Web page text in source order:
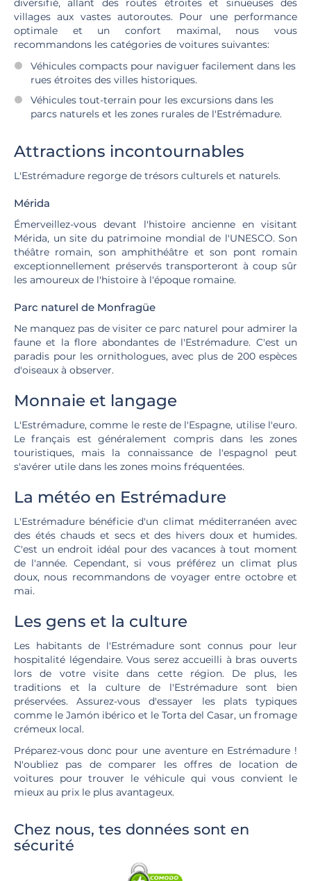
diversifié, allant des routes étroites et sinueuses des
villages aux vastes autoroutes. Pour une performance
optimale et un confort maximal, nous vous
recommandons les catégories de voitures suivantes:
Véhicules compacts pour naviguer facilement dans les
rues étroites des villes historiques.
Véhicules tout-terrain pour les excursions dans les
parcs naturels et les zones rurales de l'Estrémadure.
Attractions incontournables
L'Estrémadure regorge de trésors culturels et naturels.
Mérida
Émerveillez-vous devant l'histoire ancienne en visitant
Mérida, un site du patrimoine mondial de l'UNESCO. Son
théâtre romain, son amphithéâtre et son pont romain
exceptionnellement préservés transporteront à coup sûr
les amoureux de l'histoire à l'époque romaine.
Parc naturel de Monfragüe
Ne manquez pas de visiter ce parc naturel pour admirer la
faune et la flore abondantes de l'Estrémadure. C'est un
paradis pour les ornithologues, avec plus de 200 espèces
d'oiseaux à observer.
Monnaie et langage
L'Estrémadure, comme le reste de l'Espagne, utilise l'euro.
Le français est généralement compris dans les zones
touristiques, mais la connaissance de l'espagnol peut
s'avérer utile dans les zones moins fréquentées.
La météo en Estrémadure
L'Estrémadure bénéficie d'un climat méditerranéen avec
des étés chauds et secs et des hivers doux et humides.
C'est un endroit idéal pour des vacances à tout moment
de l'année. Cependant, si vous préférez un climat plus
doux, nous recommandons de voyager entre octobre et
mai.
Les gens et la culture
Les habitants de l'Estrémadure sont connus pour leur
hospitalité légendaire. Vous serez accueilli à bras ouverts
lors de votre visite dans cette région. De plus, les
traditions et la culture de l'Estrémadure sont bien
préservées. Assurez-vous d'essayer les plats typiques
comme le Jamón ibérico et le Torta del Casar, un fromage
crémeux local.
Préparez-vous donc pour une aventure en Estrémadure !
N'oubliez pas de comparer les offres de location de
voitures pour trouver le véhicule qui vous convient le
mieux au prix le plus avantageux.
Chez nous, tes données sont en
sécurité